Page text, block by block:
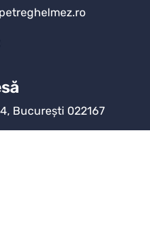
București 022167